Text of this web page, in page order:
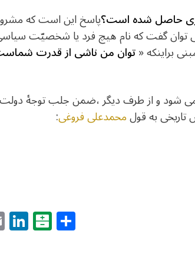
حاصل شده است؟پاسخ این است که
توان گفت که نام هیچ فرد یا شخصیّت
براینکه «توان من ناشی از قدرت شماست
می شود و از طرف دیگر ،ضمن جلب توجۀ
به قولمحمدعلی فروغی:
EmailLinkedIn
Balatarin